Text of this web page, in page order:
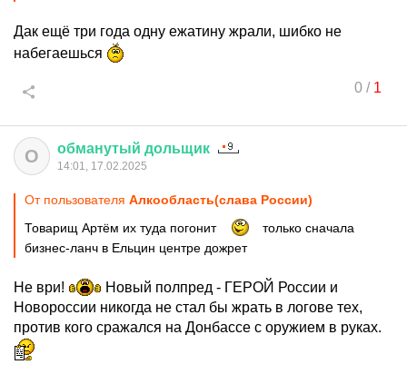
Дак ещё три года одну ежатину жрали, шибко не
набегаешься
0/ 1
О обманутый дольщик
14:01, 17.02.2025
От пользователя Алкообласть(слава России)
Товарищ Артём их туда погонит
только сначала
бизнес-ланч в Ельцин центре дожрет
Не ври!
Новый полпред - ГЕРОЙ России и
Новороссии никогда не стал бы жрать в логове тех,
против кого сражался на Донбассе с оружием в руках.